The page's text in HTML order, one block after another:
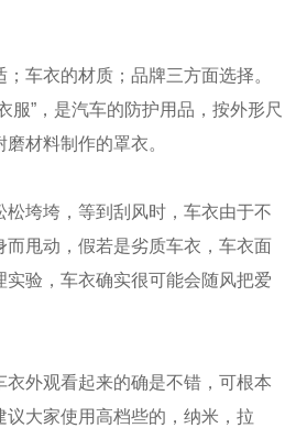
车衣的材质；品牌三方面选择。
服”，是汽车的防护用品，按外形尺
材料制作的罩衣。
松垮垮，等到刮风时，车衣由于不
而甩动，假若是劣质车衣，车衣面
实验，车衣确实很可能会随风把爱
衣外观看起来的确是不错，可根本
议大家使用高档些的，纳米，拉